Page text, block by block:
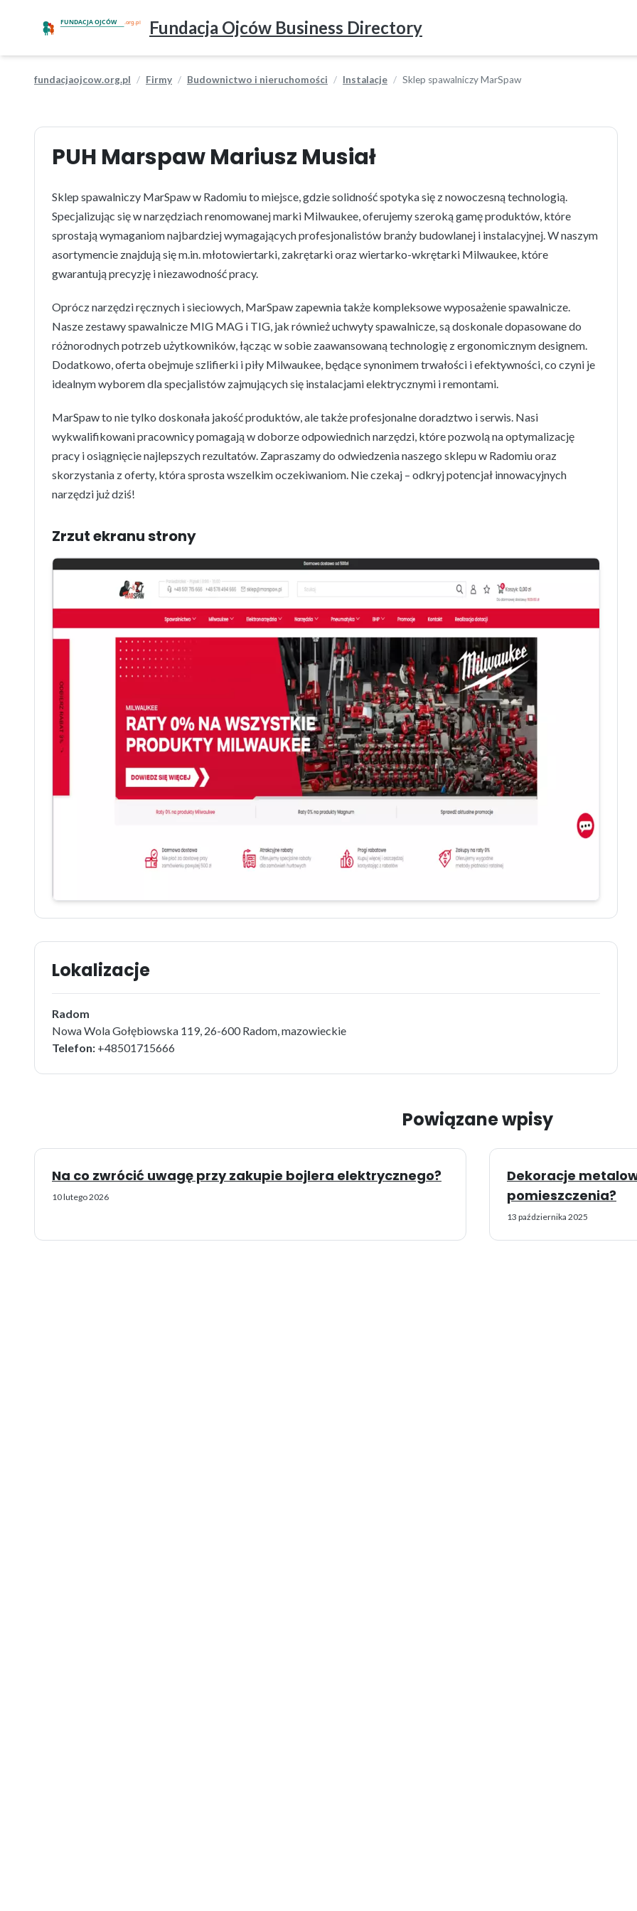
Fundacja Ojców Business Directory
fundacjaojcow.org.pl Firmy Budownictwo i nieruchomości Instalacje Sklep spawalniczy MarSpaw
PUH Marspaw Mariusz Musiał
Sklep spawalniczy MarSpaw w Radomiu to miejsce, gdzie solidność spotyka się z nowoczesną technologią.
Specjalizując się w narzędziach renomowanej marki Milwaukee, oferujemy szeroką gamę produktów, które
sprostają wymaganiom najbardziej wymagających profesjonalistów branży budowlanej i instalacyjnej. W naszym
asortymencie znajdują się m.in. młotowiertarki, zakrętarki oraz wiertarko-wkrętarki Milwaukee, które
gwarantują precyzję i niezawodność pracy.
Oprócz narzędzi ręcznych i sieciowych, MarSpaw zapewnia także kompleksowe wyposażenie spawalnicze.
Nasze zestawy spawalnicze MIG MAG i TIG, jak również uchwyty spawalnicze, są doskonale dopasowane do
różnorodnych potrzeb użytkowników, łącząc w sobie zaawansowaną technologię z ergonomicznym designem.
Dodatkowo, oferta obejmuje szlifierki i piły Milwaukee, będące synonimem trwałości i efektywności, co czyni je
idealnym wyborem dla specjalistów zajmujących się instalacjami elektrycznymi i remontami.
MarSpaw to nie tylko doskonała jakość produktów, ale także profesjonalne doradztwo i serwis. Nasi
wykwalifikowani pracownicy pomagają w doborze odpowiednich narzędzi, które pozwolą na optymalizację
pracy i osiągnięcie najlepszych rezultatów. Zapraszamy do odwiedzenia naszego sklepu w Radomiu oraz
skorzystania z oferty, która sprosta wszelkim oczekiwaniom. Nie czekaj – odkryj potencjał innowacyjnych
narzędzi już dziś!
Zrzut ekranu strony
Lokalizacje
Radom
Nowa Wola Gołębiowska 119, 26-600 Radom, mazowieckie
Telefon: +48501715666
Powiązane wpisy
Na co zwrócić uwagę przy zakupie bojlera elektrycznego?
10 lutego 2026
Dekoracje
pomieszczenia?
13 października 2025